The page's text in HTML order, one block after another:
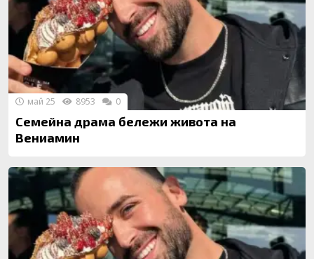
Семейна драма бележи живота на
Вениамин
май 25 8953 0